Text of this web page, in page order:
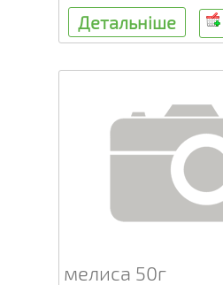
Детальніше
мелиса 50г